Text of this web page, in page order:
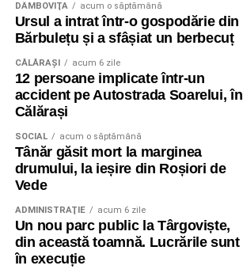
DÂMBOVIŢA acum o săptămână
Ursul a intrat într-o gospodărie din
Bărbulețu și a sfâșiat un berbecuț
CĂLĂRAŞI acum 6 zile
12 persoane implicate într-un
accident pe Autostrada Soarelui, în
Călărași
SOCIAL acum o săptămână
Tânăr găsit mort la marginea
drumului, la ieșire din Roșiori de
Vede
ADMINISTRAŢIE acum 6 zile
Un nou parc public la Târgoviște,
din această toamnă. Lucrările sunt
în execuție